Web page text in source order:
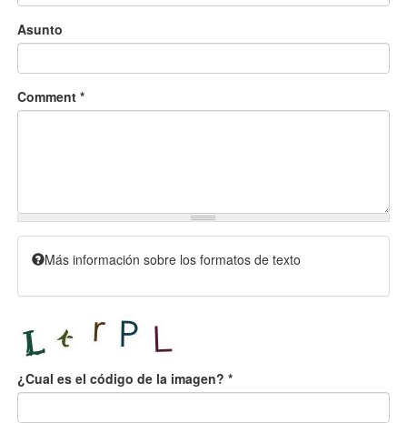
Asunto
Comment *
Más información sobre los formatos de texto
¿Cual es el código de la imagen? *